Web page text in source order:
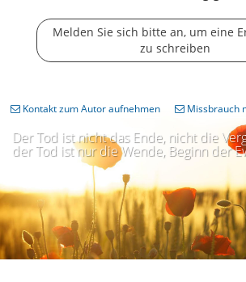
Melden Sie sich bitte an, um eine
zu schreiben
Der Tod ist nicht das Ende, nicht die
der Tod ist nur die Wende, Beginn der
Kontakt zum Autor aufnehmen Missbrauch